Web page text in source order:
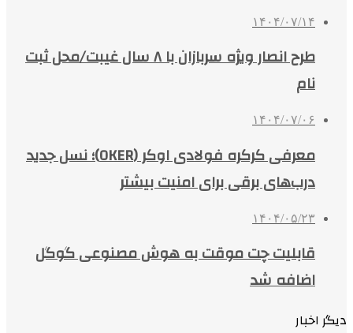
۱۴۰۴/۰۷/۱۴
طرح انصار ویژه سربازان با ۸ سال غیبت/محل ثبت
نام
۱۴۰۴/۰۷/۰۶
معرفی کرکره فولادی اوکر (OKER)؛ نسل جدید
درب‌های برقی برای امنیت بیشتر
۱۴۰۴/۰۵/۲۳
قابلیت چت موقت به هوش مصنوعی گوگل
اضافه شد
دیگر اخبار